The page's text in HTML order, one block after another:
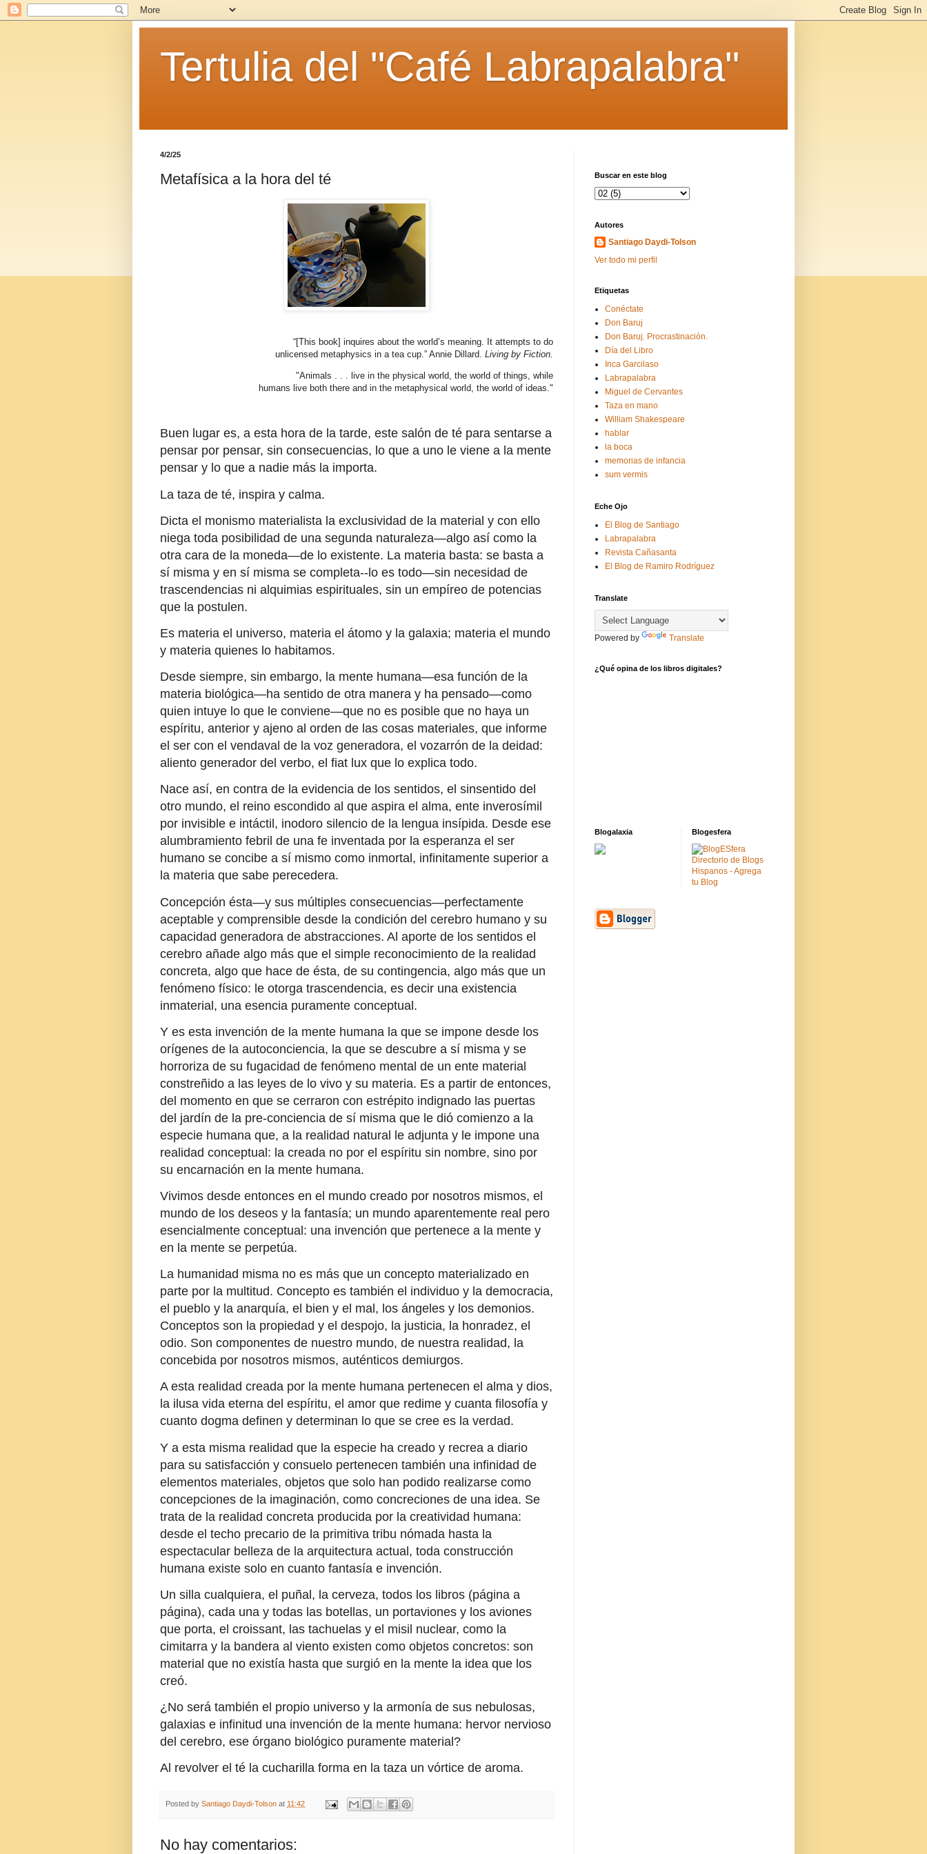
Tertulia del "Café Labrapalabra"
4/2/25
Metafísica a la hora del té
“[This book] inquires about the world’s meaning. It attempts to do
unlicensed metaphysics in a tea cup.” Annie Dillard. Living by Fiction.
"Animals . . . live in the physical world, the world of things, while
humans live both there and in the metaphysical world, the world of ideas."
Buen lugar es, a esta hora de la tarde, este salón de té para sentarse a
pensar por pensar, sin consecuencias, lo que a uno le viene a la mente
pensar y lo que a nadie más la importa.
La taza de té, inspira y calma.
Dicta el monismo materialista la exclusividad de la material y con ello
niega toda posibilidad de una segunda naturaleza—algo así como la
otra cara de la moneda—de lo existente. La materia basta: se basta a
sí misma y en sí misma se completa--lo es todo—sin necesidad de
trascendencias ni alquimias espirituales, sin un empíreo de potencias
que la postulen.
Es materia el universo, materia el átomo y la galaxia; materia el mundo
y materia quienes lo habitamos.
Desde siempre, sin embargo, la mente humana—esa función de la
materia biológica—ha sentido de otra manera y ha pensado—como
quien intuye lo que le conviene—que no es posible que no haya un
espíritu, anterior y ajeno al orden de las cosas materiales, que informe
el ser con el vendaval de la voz generadora, el vozarrón de la deidad:
aliento generador del verbo, el fiat lux que lo explica todo.
Nace así, en contra de la evidencia de los sentidos, el sinsentido del
otro mundo, el reino escondido al que aspira el alma, ente inverosímil
por invisible e intáctil, inodoro silencio de la lengua insípida. Desde ese
alumbramiento febril de una fe inventada por la esperanza el ser
humano se concibe a sí mismo como inmortal, infinitamente superior a
la materia que sabe perecedera.
Concepción ésta—y sus múltiples consecuencias—perfectamente
aceptable y comprensible desde la condición del cerebro humano y su
capacidad generadora de abstracciones. Al aporte de los sentidos el
cerebro añade algo más que el simple reconocimiento de la realidad
concreta, algo que hace de ésta, de su contingencia, algo más que un
fenómeno físico: le otorga trascendencia, es decir una existencia
inmaterial, una esencia puramente conceptual.
Y es esta invención de la mente humana la que se impone desde los
orígenes de la autoconciencia, la que se descubre a sí misma y se
horroriza de su fugacidad de fenómeno mental de un ente material
constreñido a las leyes de lo vivo y su materia. Es a partir de entonces,
del momento en que se cerraron con estrépito indignado las puertas
del jardín de la pre-conciencia de sí misma que le dió comienzo a la
especie humana que, a la realidad natural le adjunta y le impone una
realidad conceptual: la creada no por el espíritu sin nombre, sino por
su encarnación en la mente humana.
Vivimos desde entonces en el mundo creado por nosotros mismos, el
mundo de los deseos y la fantasía; un mundo aparentemente real pero
esencialmente conceptual: una invención que pertenece a la mente y
en la mente se perpetúa.
La humanidad misma no es más que un concepto materializado en
parte por la multitud. Concepto es también el individuo y la democracia,
el pueblo y la anarquía, el bien y el mal, los ángeles y los demonios.
Conceptos son la propiedad y el despojo, la justicia, la honradez, el
odio. Son componentes de nuestro mundo, de nuestra realidad, la
concebida por nosotros mismos, auténticos demiurgos.
A esta realidad creada por la mente humana pertenecen el alma y dios,
la ilusa vida eterna del espíritu, el amor que redime y cuanta filosofía y
cuanto dogma definen y determinan lo que se cree es la verdad.
Y a esta misma realidad que la especie ha creado y recrea a diario
para su satisfacción y consuelo pertenecen también una infinidad de
elementos materiales, objetos que solo han podido realizarse como
concepciones de la imaginación, como concreciones de una idea. Se
trata de la realidad concreta producida por la creatividad humana:
desde el techo precario de la primitiva tribu nómada hasta la
espectacular belleza de la arquitectura actual, toda construcción
humana existe solo en cuanto fantasía e invención.
Un silla cualquiera, el puñal, la cerveza, todos los libros (página a
página), cada una y todas las botellas, un portaviones y los aviones
que porta, el croissant, las tachuelas y el misil nuclear, como la
cimitarra y la bandera al viento existen como objetos concretos: son
material que no existía hasta que surgió en la mente la idea que los
creó.
¿No será también el propio universo y la armonía de sus nebulosas,
galaxias e infinitud una invención de la mente humana: hervor nervioso
del cerebro, ese órgano biológico puramente material?
Al revolver el té la cucharilla forma en la taza un vórtice de aroma.
Posted by Santiago Daydi-Tolson at 11:42
No hay comentarios:
Buscar en este blog
Autores
Santiago Daydi-Tolson
Ver todo mi perfil
Etiquetas
Conéctate
Don Baruj
Don Baruj. Procrastinación.
Día del Libro
Inca Garcilaso
Labrapalabra
Miguel de Cervantes
Taza en mano
William Shakespeare
hablar
la boca
memorias de infancia
sum vermis
Eche Ojo
El Blog de Santiago
Labrapalabra
Revista Cañasanta
El Blog de Ramiro Rodríguez
Translate
Powered by Translate
¿Qué opina de los libros digitales?
Blogalaxia Blogesfera